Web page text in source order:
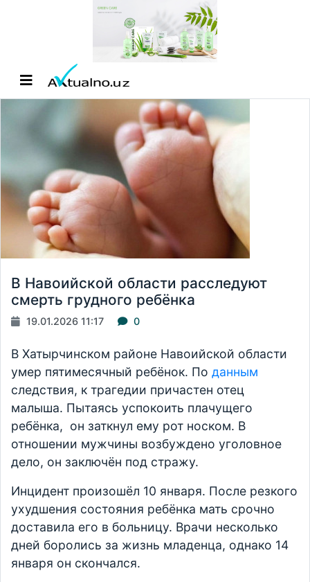
В Навоийской области расследуют
смерть грудного ребёнка
19.01.2026 11:17 0
В Хатырчинском районе Навоийской области
умер пятимесячный ребёнок. По данным
следствия, к трагедии причастен отец
малыша. Пытаясь успокоить плачущего
ребёнка, он заткнул ему рот носком. В
отношении мужчины возбуждено уголовное
дело, он заключён под стражу.
Инцидент произошёл 10 января. После резкого
ухудшения состояния ребёнка мать срочно
доставила его в больницу. Врачи несколько
дней боролись за жизнь младенца, однако 14
января он скончался.